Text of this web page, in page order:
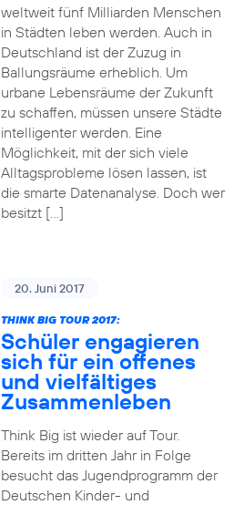
weltweit fünf Milliarden Menschen
in Städten leben werden. Auch in
Deutschland ist der Zuzug in
Ballungsräume erheblich. Um
urbane Lebensräume der Zukunft
zu schaffen, müssen unsere Städte
intelligenter werden. Eine
Möglichkeit, mit der sich viele
Alltagsprobleme lösen lassen, ist
die smarte Datenanalyse. Doch wer
besitzt […]
20. Juni 2017
THINK BIG TOUR 2017:
Schüler engagieren
sich für ein offenes
und vielfältiges
Zusammenleben
Think Big ist wieder auf Tour.
Bereits im dritten Jahr in Folge
besucht das Jugendprogramm der
Deutschen Kinder- und